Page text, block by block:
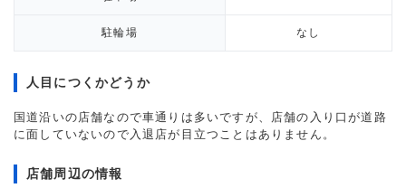
駐輪場 なし
人目につくかどうか
国道沿いの店舗なので車通りは多いですが、店舗の入り口が道路
に面していないので入退店が目立つことはありません。
店舗周辺の情報